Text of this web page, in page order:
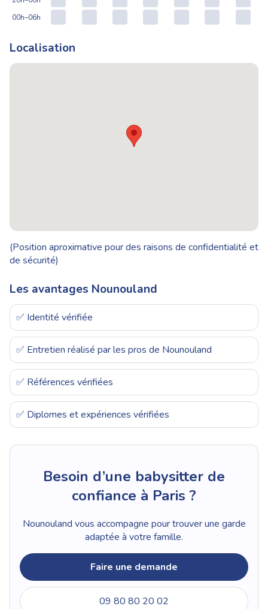
00h–06h
Localisation
(Position aproximative pour des raisons de confidentialité et
de sécurité)
Les avantages Nounouland
✅ Identité vérifiée
✅ Entretien réalisé par les pros de Nounouland
✅ Références vérifiées
✅ Diplomes et expériences vérifiées
Besoin d’une babysitter de
confiance à Paris ?
Nounouland vous accompagne pour trouver une garde
adaptée à votre famille.
Faire une demande
09 80 80 20 02